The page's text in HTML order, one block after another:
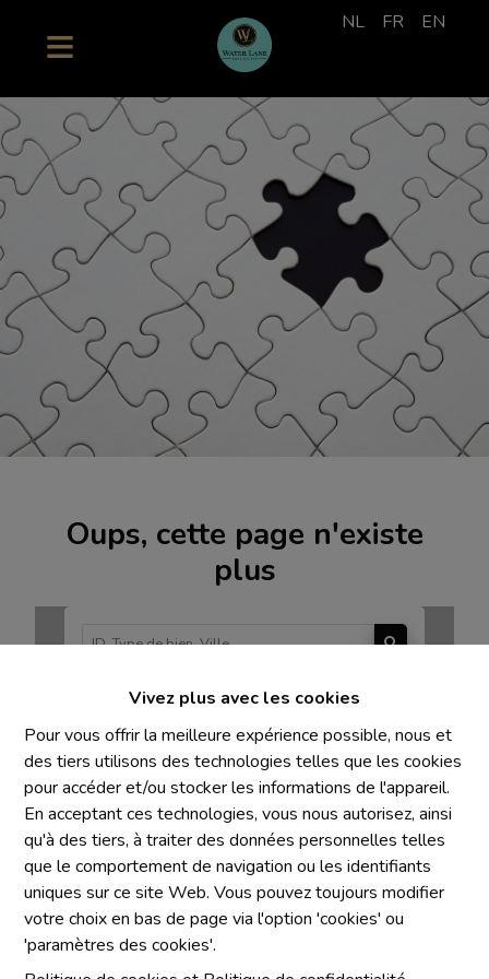
Vivez plus avec les cookies
Pour vous offrir la meilleure expérience possible, nous et
des tiers utilisons des technologies telles que les cookies
pour accéder et/ou stocker les informations de l'appareil.
En acceptant ces technologies, vous nous autorisez, ainsi
qu'à des tiers, à traiter des données personnelles telles
que le comportement de navigation ou les identifiants
uniques sur ce site Web. Vous pouvez toujours modifier
votre choix en bas de page via l'option 'cookies' ou
'paramètres des cookies'.
NL FR EN
Oups, cette page n'existe
plus
À Vendre À Louer
Mentions obligatoires
Chaque agence est juridiquement et financièrement
indépendante
SRL IMMO Water Lane - TVA BE 0755330288